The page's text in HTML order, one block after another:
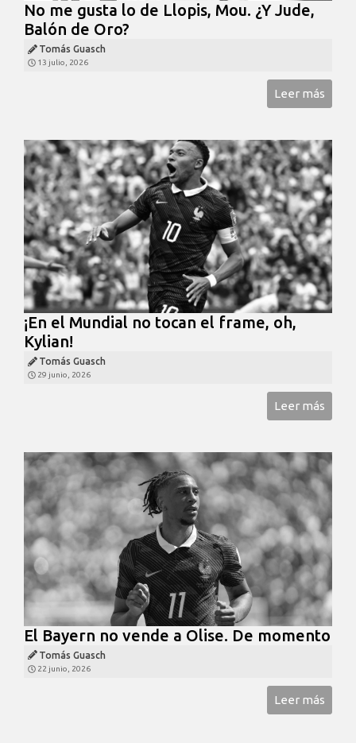
No me gusta lo de Llopis, Mou. ¿Y Jude,
Balón de Oro?
Tomás Guasch
13 julio, 2026
Leer más
¡En el Mundial no tocan el frame, oh,
Kylian!
Tomás Guasch
29 junio, 2026
Leer más
El Bayern no vende a Olise. De momento
Tomás Guasch
22 junio, 2026
Leer más